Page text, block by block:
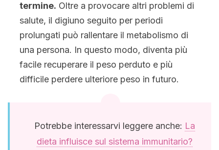
termine. Oltre a provocare altri problemi di
salute, il digiuno seguito per periodi
prolungati può rallentare il metabolismo di
una persona. In questo modo, diventa più
facile recuperare il peso perduto e più
difficile perdere ulteriore peso in futuro.
Potrebbe interessarvi leggere anche: La
dieta influisce sul sistema immunitario?